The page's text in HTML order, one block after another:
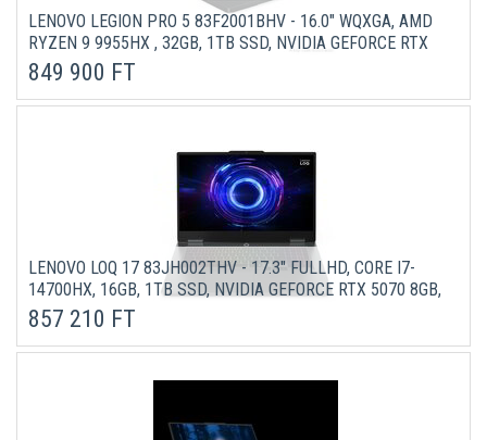
LENOVO LEGION PRO 5 83F2001BHV - 16.0" WQXGA, AMD
RYZEN 9 9955HX , 32GB, 1TB SSD, NVIDIA GEFORCE RTX
5060 8GB, DOS - FEKETE GAMER LAPTOP 3 ÉV
GARANCIÁVAL
849 900 FT
LENOVO LOQ 17 83JH002THV - 17.3" FULLHD, CORE I7-
14700HX, 16GB, 1TB SSD, NVIDIA GEFORCE RTX 5070 8GB,
DOS - SZÜRKE GAMER LAPTOP 3 ÉV GARANCIÁVAL
857 210 FT